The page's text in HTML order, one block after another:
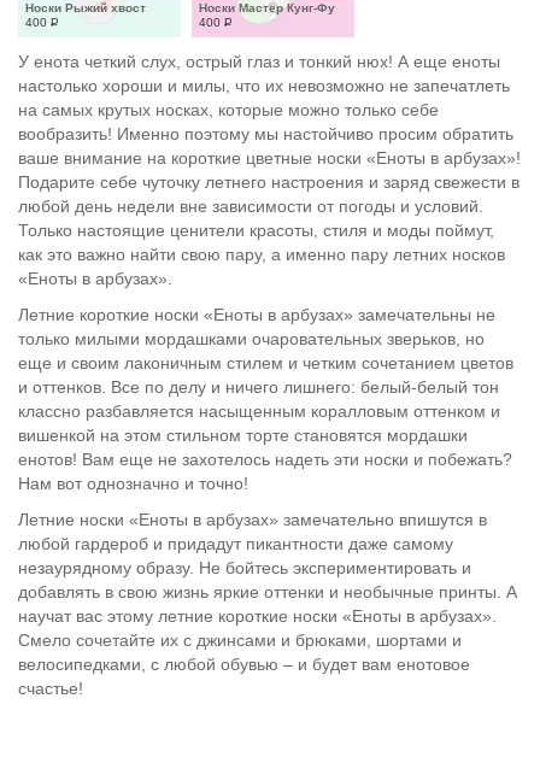
Носки Рыжий хвост
400 Р
Носки Мастер Кунг-Фу
400 Р
У енота четкий слух, острый глаз и тонкий нюх! А еще еноты
настолько хороши и милы, что их невозможно не запечатлеть
на самых крутых носках, которые можно только себе
вообразить! Именно поэтому мы настойчиво просим обратить
ваше внимание на короткие цветные носки «Еноты в арбузах»!
Подарите себе чуточку летнего настроения и заряд свежести в
любой день недели вне зависимости от погоды и условий.
Только настоящие ценители красоты, стиля и моды поймут,
как это важно найти свою пару, а именно пару летних носков
«Еноты в арбузах».
Летние короткие носки «Еноты в арбузах» замечательны не
только милыми мордашками очаровательных зверьков, но
еще и своим лаконичным стилем и четким сочетанием цветов
и оттенков. Все по делу и ничего лишнего: белый-белый тон
классно разбавляется насыщенным коралловым оттенком и
вишенкой на этом стильном торте становятся мордашки
енотов! Вам еще не захотелось надеть эти носки и побежать?
Нам вот однозначно и точно!
Летние носки «Еноты в арбузах» замечательно впишутся в
любой гардероб и придадут пикантности даже самому
незаурядному образу. Не бойтесь экспериментировать и
добавлять в свою жизнь яркие оттенки и необычные принты. А
научат вас этому летние короткие носки «Еноты в арбузах».
Смело сочетайте их с джинсами и брюками, шортами и
велосипедками, с любой обувью – и будет вам енотовое
счастье!